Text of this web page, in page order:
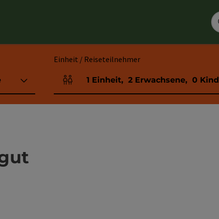
Einheit / Reiseteilnehmer
Einheitenanzahl und Personenfelder
1 Einheit, 2 Erwachsene, 0